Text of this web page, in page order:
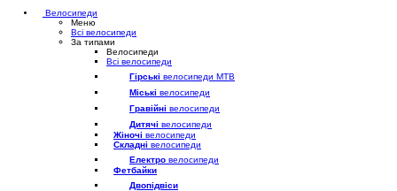
Велосипеди
Меню
Всі велосипеди
За типами
Велосипеди
Всі велосипеди
Гірські велосипеди MTB
Міські велосипеди
Гравійні велосипеди
Дитячі велосипеди
Жіночі велосипеди
Складні велосипеди
Електро велосипеди
Фетбайки
Двопідвіси